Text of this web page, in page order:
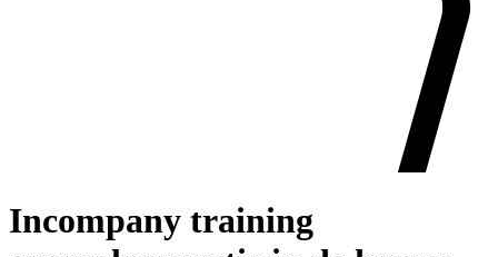
Incompany training